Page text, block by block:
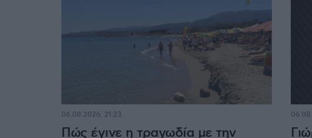
Πώς έγινε η τραγωδία με την
06.08.2026, 21:23